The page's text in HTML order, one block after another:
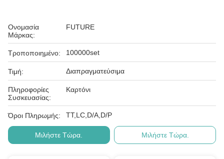
Ονομασία
Μάρκας:
FUTURE
Τροποποιημένο: 100000set
Τιμή: Διαπραγματεύσιμα
Πληροφορίες
Συσκευασίας:
Καρτόνι
Όροι Πληρωμής: ΤΤ,LC,D/A,D/P
Μιλήστε Τώρα. Μιλήστε Τώρα.